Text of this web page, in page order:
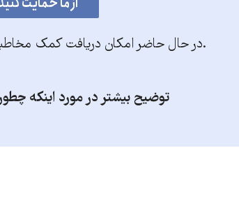
.در حال حاضر امکان دریافت کمک
توضیح بیشتر در مورد اینکه